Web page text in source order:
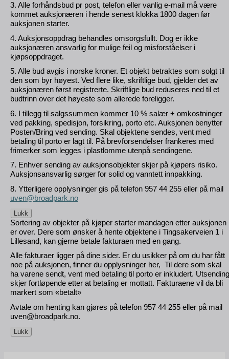
3. Alle forhåndsbud pr post, telefon eller vanlig e-mail må være
kommet auksjonæren i hende senest klokka 1800 dagen før
auksjonen starter.
4. Auksjonsoppdrag behandles omsorgsfullt. Dog er ikke
auksjonæren ansvarlig for mulige feil og misforståelser i
kjøpsoppdraget.
5. Alle bud avgis i norske kroner. Et objekt betraktes som solgt til
den som byr høyest. Ved flere like, skriftlige bud, gjelder det av
auksjonæren først registrerte. Skriftlige bud reduseres ned til et
budtrinn over det høyeste som allerede foreligger.
6. I tillegg til salgssummen kommer 10 % salær + omkostninger
ved pakking, spedisjon, forsikring, porto etc. Auksjonen benytter
Posten/Bring ved sending. Skal objektene sendes, vent med
betaling til porto er lagt til. På brevforsendelser frankeres med
frimerker som legges i plastlomme utenpå sendingene.
7. Enhver sending av auksjonsobjekter skjer på kjøpers risiko.
Auksjonsansvarlig sørger for solid og vanntett innpakking.
8. Ytterligere opplysninger gis på telefon 957 44 255 eller på mail
uven@broadpark.no
Lukk
Sortering av objekter på kjøper starter mandagen etter auksjonen
er over. Dere som ønsker å hente objektene i Tingsakerveien 1 i
Lillesand, kan gjerne betale fakturaen med en gang.
Alle fakturaer ligger på dine sider. Er du usikker på om du har fått
noe på auksjonen, finner du opplysninger her, Til dere som skal
ha varene sendt, vent med betaling til porto er inkludert. Utsending
skjer fortløpende etter at betaling er mottatt. Fakturaene vil da bli
markert som «betalt»
Avtale om henting kan gjøres på telefon 957 44 255 eller på mail
uven@broadpark.no.
Lukk